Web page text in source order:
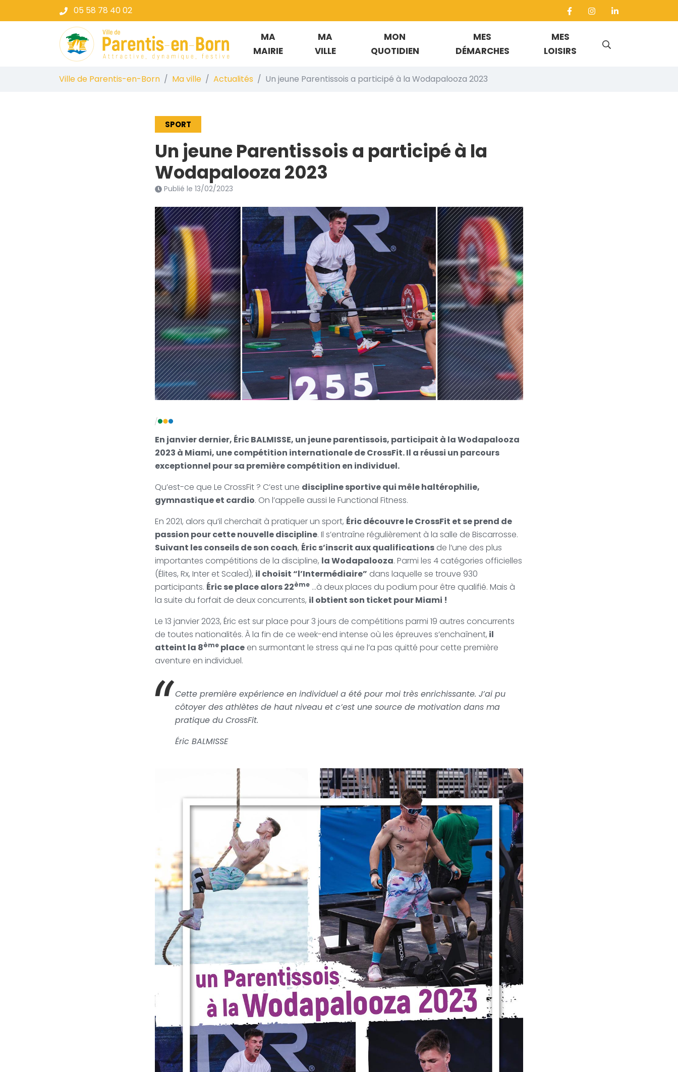
au
05 58 78 40 02
Ville de Parentis-en-Born
MA
MAIRIE
MA
VILLE
MON
QUOTIDIEN
MES
DÉMARCHES
MES
LOISIRS
Ville de Parentis-en-Born Ma ville Actualités Un jeune Parentissois a participé à la Wodapalooza 2023
SPORT
Un jeune Parentissois a participé à la
Wodapalooza 2023
Publié le 13/02/2023
En janvier dernier, Éric BALMISSE, un jeune parentissois, participait à la Wodapalooza
2023 à Miami, une compétition internationale de CrossFit. Il a réussi un parcours
exceptionnel pour sa première compétition en individuel.
Qu’est-ce que Le CrossFit ? C’est une discipline sportive qui mêle haltérophilie,
gymnastique et cardio. On l’appelle aussi le Functional Fitness.
En 2021, alors qu’il cherchait à pratiquer un sport, Éric découvre le CrossFit et se prend de
passion pour cette nouvelle discipline. Il s’entraîne régulièrement à la salle de Biscarrosse.
Suivant les conseils de son coach, Éric s’inscrit aux qualifications de l’une des plus
importantes compétitions de la discipline, la Wodapalooza. Parmi les 4 catégories officielles
(Élites, Rx, Inter et Scaled), il choisit “l’Intermédiaire” dans laquelle se trouve 930
participants. Éric se place alors 22ème …à deux places du podium pour être qualifié. Mais à
la suite du forfait de deux concurrents, il obtient son ticket pour Miami !
Le 13 janvier 2023, Éric est sur place pour 3 jours de compétitions parmi 19 autres concurrents
de toutes nationalités. À la fin de ce week-end intense où les épreuves s’enchaînent, il
atteint la 8ème place en surmontant le stress qui ne l’a pas quitté pour cette première
aventure en individuel.
Cette première expérience en individuel a été pour moi très enrichissante. J’ai pu
côtoyer des athlètes de haut niveau et c’est une source de motivation dans ma
pratique du CrossFit.
Éric BALMISSE